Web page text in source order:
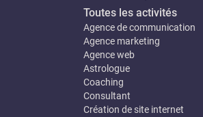
Toutes les activités
Agence de communication
Agence marketing
Agence web
Astrologue
Coaching
Consultant
Création de site internet